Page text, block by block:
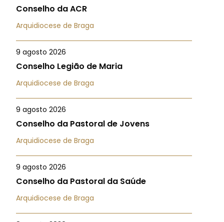
Conselho da ACR
Arquidiocese de Braga
9 agosto 2026
Conselho Legião de Maria
Arquidiocese de Braga
9 agosto 2026
Conselho da Pastoral de Jovens
Arquidiocese de Braga
9 agosto 2026
Conselho da Pastoral da Saúde
Arquidiocese de Braga